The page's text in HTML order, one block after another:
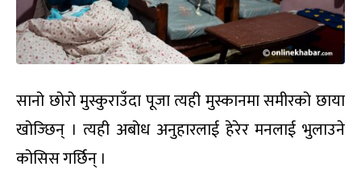
सानो छोरो मुस्कुराउँदा पूजा त्यही मुस्कानमा समीरको छाया
खोज्छिन् । त्यही अबोध अनुहारलाई हेरेर मनलाई भुलाउने
कोसिस गर्छिन् ।